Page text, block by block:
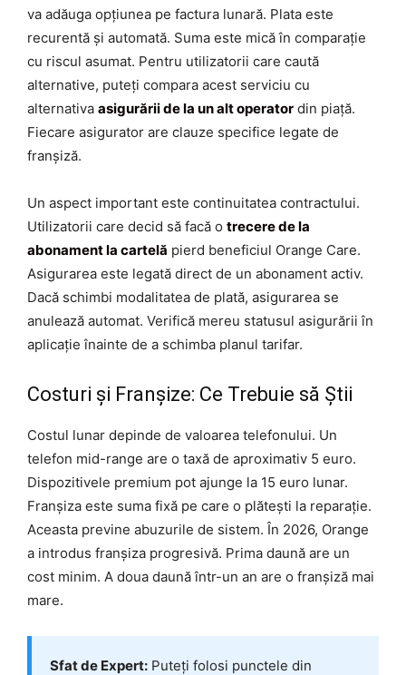
va adăuga opțiunea pe factura lunară. Plata este
recurentă și automată. Suma este mică în comparație
cu riscul asumat. Pentru utilizatorii care caută
alternative, puteți compara acest serviciu cu
alternativa asigurării de la un alt operator din piață.
Fiecare asigurator are clauze specifice legate de
franșiză.
Un aspect important este continuitatea contractului.
Utilizatorii care decid să facă o trecere de la
abonament la cartelă pierd beneficiul Orange Care.
Asigurarea este legată direct de un abonament activ.
Dacă schimbi modalitatea de plată, asigurarea se
anulează automat. Verifică mereu statusul asigurării în
aplicație înainte de a schimba planul tarifar.
Costuri și Franșize: Ce Trebuie să Știi
Costul lunar depinde de valoarea telefonului. Un
telefon mid-range are o taxă de aproximativ 5 euro.
Dispozitivele premium pot ajunge la 15 euro lunar.
Franșiza este suma fixă pe care o plătești la reparație.
Aceasta previne abuzurile de sistem. În 2026, Orange
a introdus franșiza progresivă. Prima daună are un
cost minim. A doua daună într-un an are o franșiză mai
mare.
Sfat de Expert: Puteți folosi punctele din